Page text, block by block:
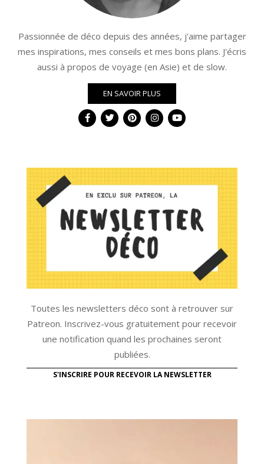
Passionnée de déco depuis des années, j'aime partager
mes inspirations, mes conseils et mes bons plans. J'écris
aussi à propos de voyage (en Asie) et de slow.
EN SAVOIR PLUS
Toutes les newsletters déco sont à retrouver sur
Patreon. Inscrivez-vous gratuitement pour recevoir
une notification quand les prochaines seront
publiées.
S'INSCRIRE POUR RECEVOIR LA NEWSLETTER